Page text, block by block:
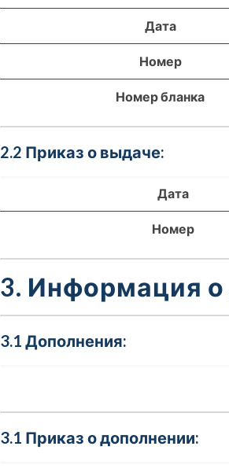
Дата
Номер
Номер бланка
2.2 Приказ о выдаче:
Дата
Номер
3. Информация
3.1 Дополнения:
3.1 Приказ о дополнении: